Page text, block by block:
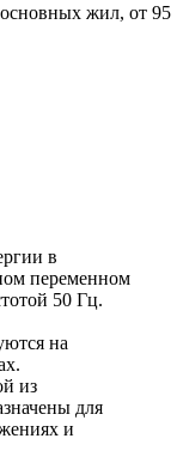
основных жил, от 95
в
переменном
50 Гц.
на
из
для
и